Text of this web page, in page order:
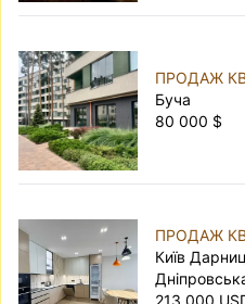
ПРОДАЖ
Буча
80 000 $
ПРОДАЖ
Київ
213 000